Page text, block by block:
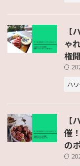
【
ゃ
権
ハワ
【
催
の